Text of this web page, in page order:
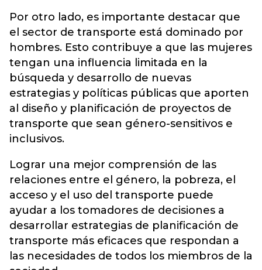
Por otro lado, es importante destacar que
el sector de transporte está dominado por
hombres. Esto contribuye a que las mujeres
tengan una influencia limitada en la
búsqueda y desarrollo de nuevas
estrategias y políticas públicas que aporten
al diseño y planificación de proyectos de
transporte que sean género-sensitivos e
inclusivos.
Lograr una mejor comprensión de las
relaciones entre el género, la pobreza, el
acceso y el uso del transporte puede
ayudar a los tomadores de decisiones a
desarrollar estrategias de planificación de
transporte más eficaces que respondan a
las necesidades de todos los miembros de la